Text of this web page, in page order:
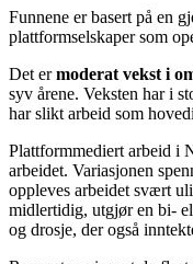
Funnene er basert på en
plattformselskaper som
Det ermoderat vekst i
syv årene. Veksten har i
har slikt arbeid som
Plattformmediert arbeid i
arbeidet. Variasjonen
oppleves arbeidet svært
midlertidig, utgjør en bi-
og drosje, der også